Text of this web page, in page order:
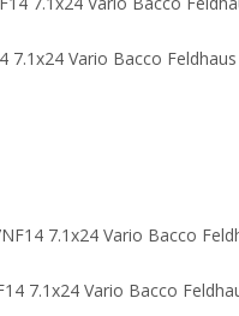
7.1x24 Vario Bacco Feldhaus
7.1x24 Vario Bacco